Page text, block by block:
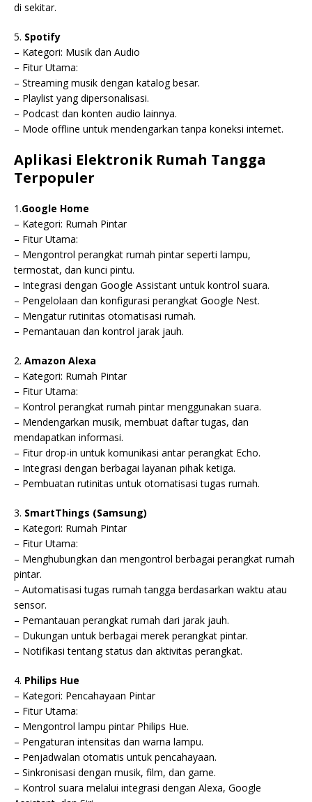
di sekitar.
5. Spotify
– Kategori: Musik dan Audio
– Fitur Utama:
– Streaming musik dengan katalog besar.
– Playlist yang dipersonalisasi.
– Podcast dan konten audio lainnya.
– Mode offline untuk mendengarkan tanpa koneksi internet.
Aplikasi Elektronik Rumah Tangga
Terpopuler
1.Google Home
– Kategori: Rumah Pintar
– Fitur Utama:
– Mengontrol perangkat rumah pintar seperti lampu,
termostat, dan kunci pintu.
– Integrasi dengan Google Assistant untuk kontrol suara.
– Pengelolaan dan konfigurasi perangkat Google Nest.
– Mengatur rutinitas otomatisasi rumah.
– Pemantauan dan kontrol jarak jauh.
2. Amazon Alexa
– Kategori: Rumah Pintar
– Fitur Utama:
– Kontrol perangkat rumah pintar menggunakan suara.
– Mendengarkan musik, membuat daftar tugas, dan
mendapatkan informasi.
– Fitur drop-in untuk komunikasi antar perangkat Echo.
– Integrasi dengan berbagai layanan pihak ketiga.
– Pembuatan rutinitas untuk otomatisasi tugas rumah.
3. SmartThings (Samsung)
– Kategori: Rumah Pintar
– Fitur Utama:
– Menghubungkan dan mengontrol berbagai perangkat rumah
pintar.
– Automatisasi tugas rumah tangga berdasarkan waktu atau
sensor.
– Pemantauan perangkat rumah dari jarak jauh.
– Dukungan untuk berbagai merek perangkat pintar.
– Notifikasi tentang status dan aktivitas perangkat.
4. Philips Hue
– Kategori: Pencahayaan Pintar
– Fitur Utama:
– Mengontrol lampu pintar Philips Hue.
– Pengaturan intensitas dan warna lampu.
– Penjadwalan otomatis untuk pencahayaan.
– Sinkronisasi dengan musik, film, dan game.
– Kontrol suara melalui integrasi dengan Alexa, Google